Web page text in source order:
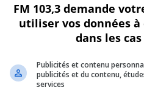
de l’escouade canine, se
vers 18 h.
à une autre personne,
FM 103,3 demande
utiliser vos données
dans les
Publicités et contenu
publicités et du contenu,
services